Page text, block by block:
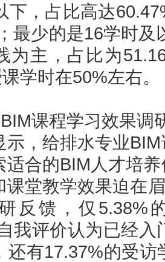
下，占比高达
最少的是16学时
为主，占比为
学时在50%左右。
课程学习效果调
示，给排水专业
适合的BIM人才培
课堂教学效果迫在
反馈，仅5.38%
我评价认为已经
还有17.37%的受